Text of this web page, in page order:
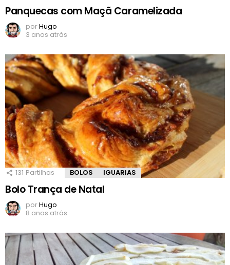
Panquecas com Maçã Caramelizada
porHugo
3 anos atrás
131 Partilhas BOLOS IGUARIAS
Bolo Trança de Natal
porHugo
8 anos atrás